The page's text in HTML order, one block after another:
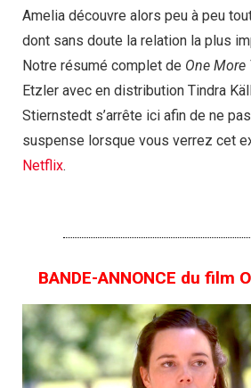
Amelia découvre alors peu à peu
dont sans doute la relation la plus
Notre résumé complet de One More
Etzler avec en distribution Tindra
Stiernstedt s’arrête ici afin de ne
suspense lorsque vous verrez cet
Netflix.
BANDE-ANNONCE du film